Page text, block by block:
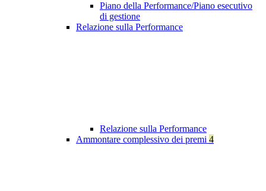
Piano della Performance/Piano esecutivo
di gestione
Relazione sulla Performance
Relazione sulla Performance
Ammontare complessivo dei premi 4